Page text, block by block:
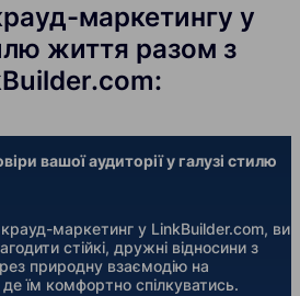
маркетингу у
життя разом з
вашої аудиторії у галузі стилю
маркетинг у LinkBuilder.com, ви
стійкі, дружні відносини з
природну взаємодію на
їм комфортно спілкуватись.